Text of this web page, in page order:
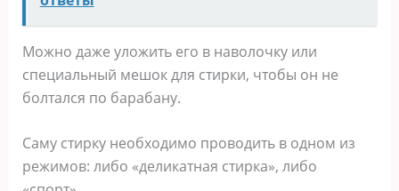
Можно даже уложить его в наволочку или
специальный мешок для стирки, чтобы он не
болтался по барабану.
Саму стирку необходимо проводить в одном из
режимов: либо «деликатная стирка», либо